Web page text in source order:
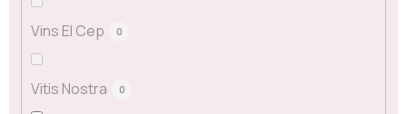
Vins El Cep 0
Vitis Nostra 0